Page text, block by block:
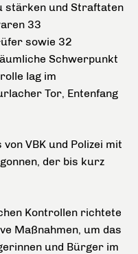
stärken und Straftaten
33
sowie 32
Schwerpunkt
lag im
Tor, Entenfang
VBK und Polizei mit
der bis kurz
Kontrollen richtete
Maßnahmen, um das
und Bürger im